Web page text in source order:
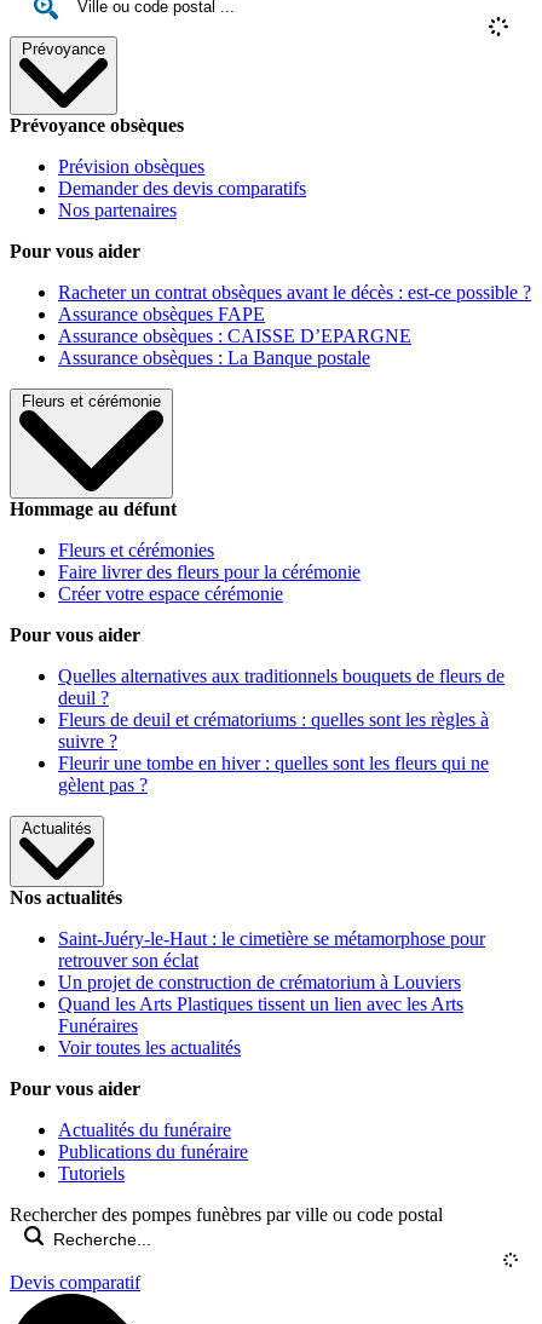
Prévoyance
Prévoyance obsèques
Prévision obsèques
Demander des devis comparatifs
Nos partenaires
Pour vous aider
Racheter un contrat obsèques avant le décès : est-ce possible ?
Assurance obsèques FAPE
Assurance obsèques : CAISSE D’EPARGNE
Assurance obsèques : La Banque postale
Fleurs et cérémonie
Hommage au défunt
Fleurs et cérémonies
Faire livrer des fleurs pour la cérémonie
Créer votre espace cérémonie
Pour vous aider
Quelles alternatives aux traditionnels bouquets de fleurs de
deuil ?
Fleurs de deuil et crématoriums : quelles sont les règles à
suivre ?
Fleurir une tombe en hiver : quelles sont les fleurs qui ne
gèlent pas ?
Actualités
Nos actualités
Saint-Juéry-le-Haut : le cimetière se métamorphose pour
retrouver son éclat
Un projet de construction de crématorium à Louviers
Quand les Arts Plastiques tissent un lien avec les Arts
Funéraires
Voir toutes les actualités
Pour vous aider
Actualités du funéraire
Publications du funéraire
Tutoriels
Rechercher des pompes funèbres par ville ou code postal
Devis comparatif